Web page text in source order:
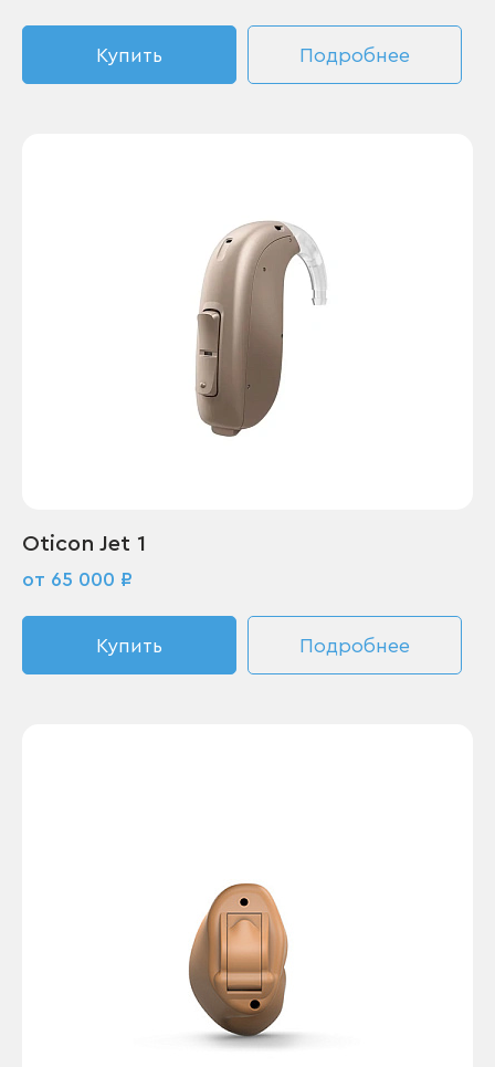
Купить Подробнее
Oticon Jet 1
от 65 000 ₽
Купить Подробнее